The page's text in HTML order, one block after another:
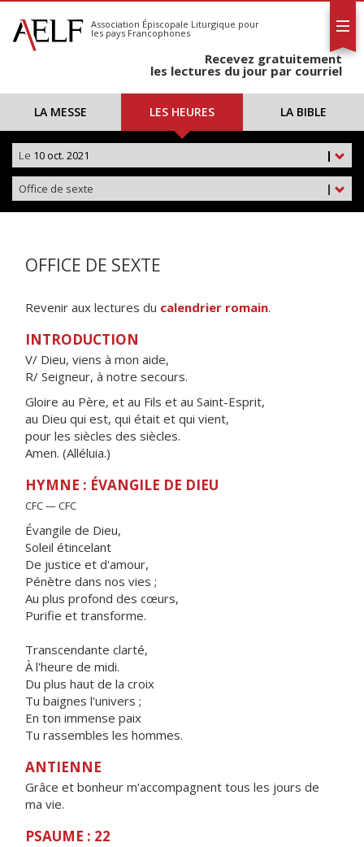
S'abonner
Calendrier
Association Épiscopale Liturgique pour
les pays Francophones
Recevez gratuitement
les lectures du jour par courriel
LA MESSE LES HEURES LA BIBLE
|
Le 10 oct. 2021
|
Office de sexte
OFFICE DE SEXTE
Revenir aux lectures du calendrier romain.
INTRODUCTION
V/ Dieu, viens à mon aide,
R/ Seigneur, à notre secours.
Gloire au Père, et au Fils et au Saint-Esprit,
au Dieu qui est, qui était et qui vient,
pour les siècles des siècles.
Amen. (Alléluia.)
HYMNE : ÉVANGILE DE DIEU
CFC — CFC
Évangile de Dieu,
Soleil étincelant
De justice et d'amour,
Pénètre dans nos vies ;
Au plus profond des cœurs,
Purifie et transforme.
Transcendante clarté,
À l'heure de midi.
Du plus haut de la croix
Tu baignes l'univers ;
En ton immense paix
Tu rassembles les hommes.
ANTIENNE
Grâce et bonheur m'accompagnent tous les jours de
ma vie.
PSAUME : 22